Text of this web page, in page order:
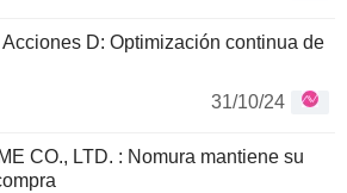
D: Optimización continua de
31/10/24
CO., LTD. : Nomura mantiene su